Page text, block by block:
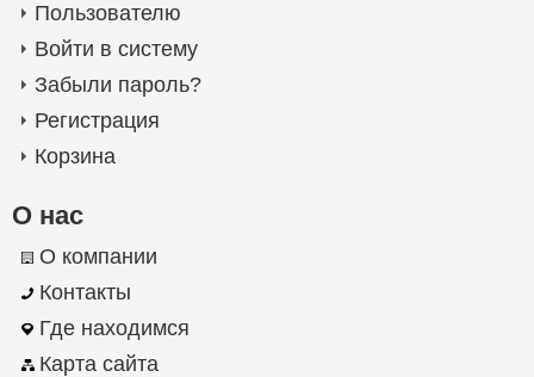
Пользователю
Войти в систему
Забыли пароль?
Регистрация
Корзина
О нас
О компании
Контакты
Где находимся
Карта сайта